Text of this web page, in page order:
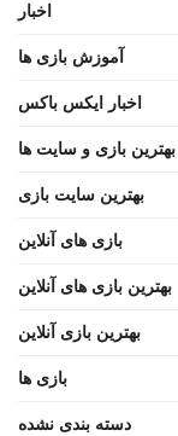
اخبار
آموزش بازی ها
اخبار ایکس باکس
بهترین بازی و سایت ها
بهترین سایت بازی
بازی های آنلاین
بهترین بازی های آنلاین
بهترین بازی آنلاین
بازی ها
دسته بندی نشده